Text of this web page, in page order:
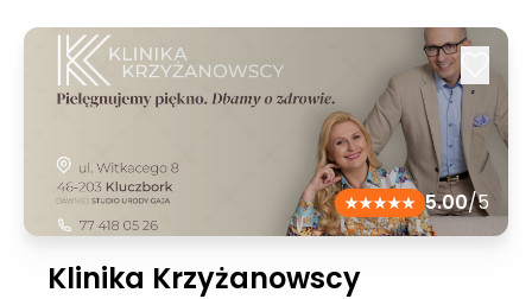
5.00/5
Klinika Krzyżanowscy